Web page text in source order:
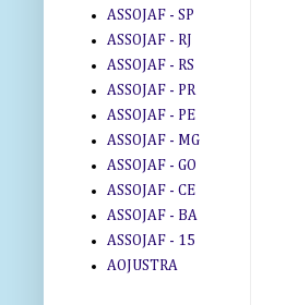
ASSOJAF - SP
ASSOJAF - RJ
ASSOJAF - RS
ASSOJAF - PR
ASSOJAF - PE
ASSOJAF - MG
ASSOJAF - GO
ASSOJAF - CE
ASSOJAF - BA
ASSOJAF - 15
AOJUSTRA